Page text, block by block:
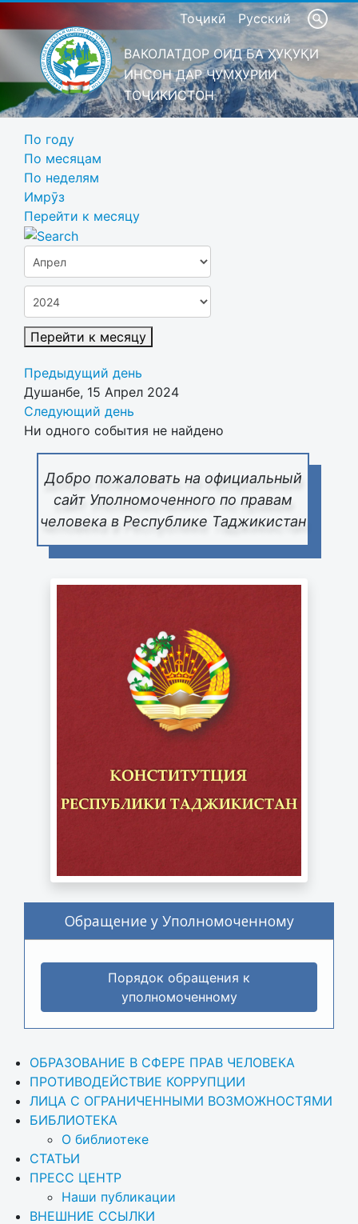
Тоҷикӣ Русский
ВАКОЛАТДОР ОИД БА ҲУҚУҚИ
ИНСОН ДАР ҶУМҲУРИИ
ТОҶИКИСТОН
Добро пожаловать на официальный
сайт Уполномоченного по правам
человека в Республике Таджикистан
Обращение у Уполномоченному
Порядок обращения к
уполномоченному
ОБРАЗОВАНИЕ В СФЕРЕ ПРАВ ЧЕЛОВЕКА
ПРОТИВОДЕЙСТВИЕ КОРРУПЦИИ
ЛИЦА С ОГРАНИЧЕННЫМИ ВОЗМОЖНОСТЯМИ
БИБЛИОТЕКА
О библиотеке
СТАТЬИ
ПРЕСС ЦЕНТР
Наши публикации
ВНЕШНИЕ ССЫЛКИ
По году
По месяцам
По неделям
Имрӯз
Перейти к месяцу
Перейти к месяцу
Предыдущий день
Душанбе, 15 Апрел 2024
Следующий день
Ни одного события не найдено